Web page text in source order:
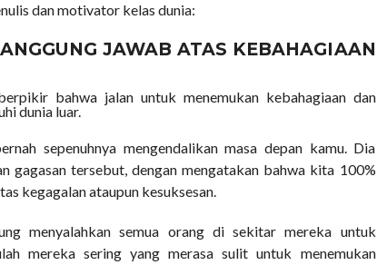
dan motivator kelas dunia:
JAWAB ATAS KEBAHAGIAAN
bahwa jalan untuk menemukan kebahagiaan dan
dunia luar.
sepenuhnya mengendalikan masa depan kamu. Dia
gagasan tersebut, dengan mengatakan bahwa kita 100%
kegagalan ataupun kesuksesan.
menyalahkan semua orang di sekitar mereka untuk
mereka sering yang merasa sulit untuk menemukan